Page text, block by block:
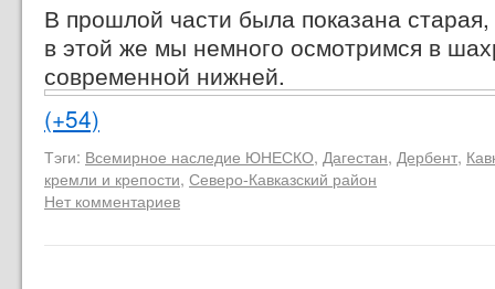
В прошлой части была показана старая,
в этой же мы немного осмотримся в
современной нижней.
(+54)
Тэги: Всемирное наследие ЮНЕСКО, Дагестан, Дербент,
кремли и крепости, Северо-Кавказский район
Нет комментариев